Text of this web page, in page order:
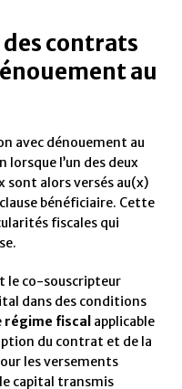
contrats
au
avec dénouement au
l’un des deux
sont alors versés au(x)
bénéficiaire. Cette
fiscales qui
le co-souscripteur
dans des conditions
régime fiscal applicable
du contrat et de la
les versements
capital transmis